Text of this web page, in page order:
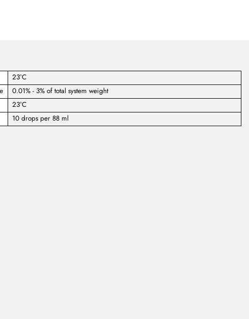
23°C
0.01% - 3% of total system weight
23°C
10 drops per 88 ml